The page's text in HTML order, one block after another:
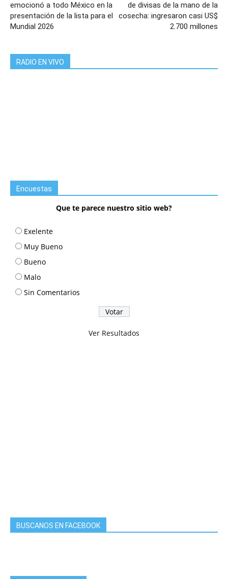
emocionó a todo México en la
presentación de la lista para el
Mundial 2026
de divisas de la mano de la
cosecha: ingresaron casi US$
2.700 millones
RADIO EN VIVO
Encuestas
Que te parece nuestro sitio web?
Exelente
Muy Bueno
Bueno
Malo
Sin Comentarios
Ver Resultados
BUSCANOS EN FACEBOOK